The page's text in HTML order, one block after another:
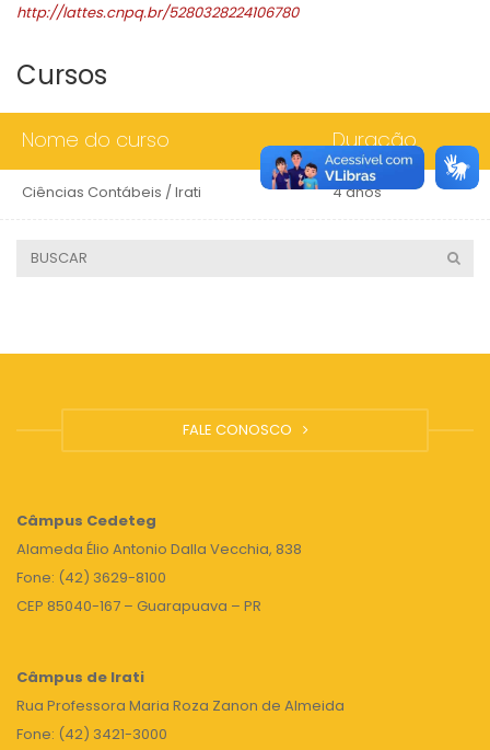
http://lattes.cnpq.br/5280328224106780
Cursos
Nome do curso Duração
Ciências Contábeis / Irati 4 anos
FALE CONOSCO
Câmpus Cedeteg
Alameda Élio Antonio Dalla Vecchia, 838
Fone: (42) 3629-8100
CEP 85040-167 – Guarapuava – PR
Câmpus de Irati
Rua Professora Maria Roza Zanon de Almeida
Fone: (42) 3421-3000